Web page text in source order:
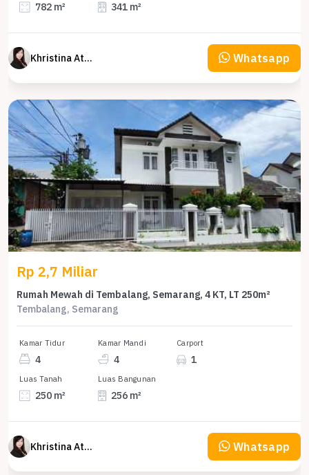
782 m² 341 m²
Khristina Atmodjo Whatsapp
Rp 2,7 Miliar
Rumah Mewah di Tembalang, Semarang, 4 KT, LT 250m²
Tembalang, Semarang
Kamar Tidur
4
Kamar Mandi
4
Carport
1
Luas Tanah
250 m²
Luas Bangunan
256 m²
Khristina Atmodjo Whatsapp